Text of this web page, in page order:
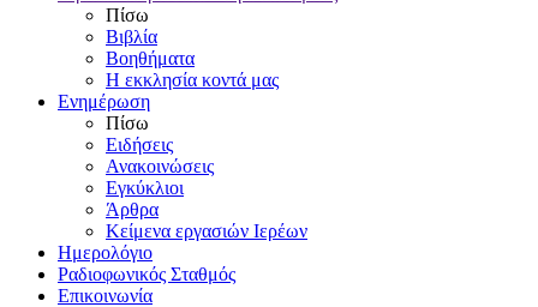
Πίσω
Βιβλία
Βοηθήματα
Η εκκλησία κοντά μας
Ενημέρωση
Πίσω
Ειδήσεις
Ανακοινώσεις
Εγκύκλιοι
Άρθρα
Κείμενα εργασιών Ιερέων
Ημερολόγιο
Ραδιοφωνικός Σταθμός
Επικοινωνία